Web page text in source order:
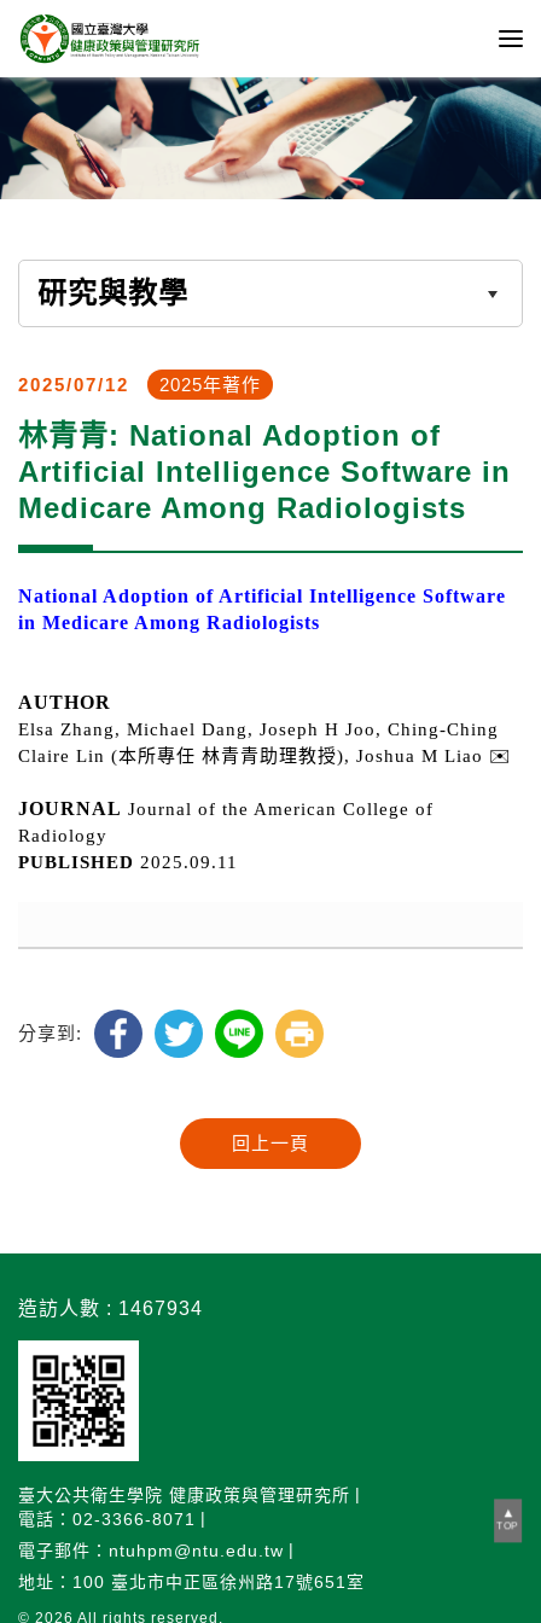
研究與教學
2025/07/12 2025年著作
林青青: National Adoption of
Artificial Intelligence Software in
Medicare Among Radiologists
National Adoption of Artificial Intelligence Software
in Medicare Among Radiologists
AUTHOR
Elsa Zhang, Michael Dang, Joseph H Joo, Ching-Ching
Claire Lin (本所專任 林青青助理教授), Joshua M Liao ✉️
JOURNAL Journal of the American College of
Radiology
PUBLISHED 2025.09.11
分享到:
TOP
造訪人數 : 1467934
臺大公共衛生學院 健康政策與管理研究所
電話：02-3366-8071
電子郵件：ntuhpm@ntu.edu.tw
地址：100 臺北市中正區徐州路17號651室
© 2026 All rights reserved.